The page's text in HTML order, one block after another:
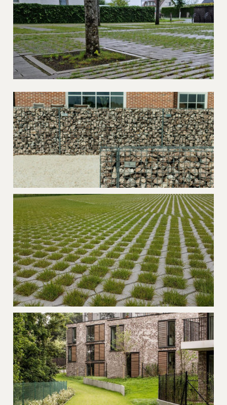
Grasparking Notaris Jabbeke
Steenkorven en grind
Grasparking Nieuwpoort